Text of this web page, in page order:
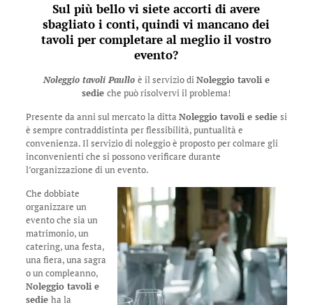
Sul più bello vi siete accorti di avere
sbagliato i conti, quindi vi mancano dei
tavoli per completare al meglio il vostro
evento?
Noleggio tavoli Paullo è il servizio diNoleggio tavoli e
sedieche può risolvervi il problema!
Presente da anni sul mercato la ditta Noleggio tavoli e sedie si
è sempre contraddistinta per flessibilità, puntualità e
convenienza. Il servizio di noleggio è proposto per colmare gli
inconvenienti che si possono verificare durante
l’organizzazione di un evento.
Che dobbiate
organizzare un
evento che sia un
matrimonio, un
catering, una festa,
una fiera, una sagra
o un compleanno,
Noleggio tavoli e
sedie ha la